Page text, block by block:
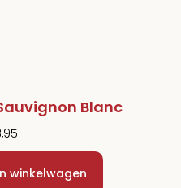
Blanc
winkelwagen